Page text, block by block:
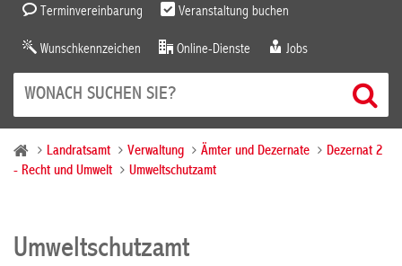
Terminvereinbarung Veranstaltung buchen
Wunschkennzeichen Online-Dienste Jobs
Landratsamt Verwaltung Ämter und Dezernate
Dezernat 2
- Recht und Umwelt
Umweltschutzamt
Umweltschutzamt